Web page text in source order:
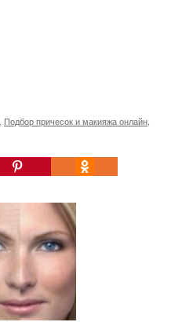
Подбор причесок и макияжа онлайн